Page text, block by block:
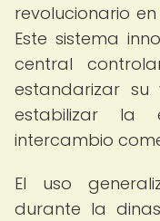
revolucionario
Este sistema
central
estandarizar
estabilizar la
intercambio
El uso
durante la